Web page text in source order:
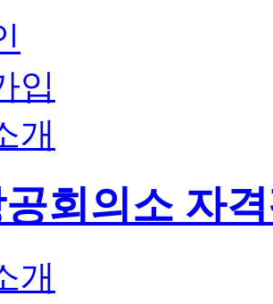
입
개
회의소 자
개